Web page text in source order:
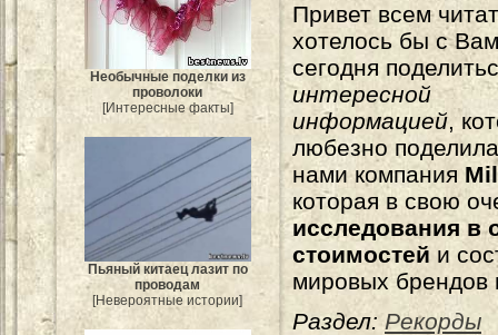
Необычные поделки из
проволоки
[Интересные факты]
Пьяный китаец лазит по
проводам
[Невероятные истории]
Привет всем
хотелось бы с
сегодня
интересной
информацией,
любезно
нами компания
которая в свою
исследования в
стоимостей и
мировых брендов
Раздел: Рекорды